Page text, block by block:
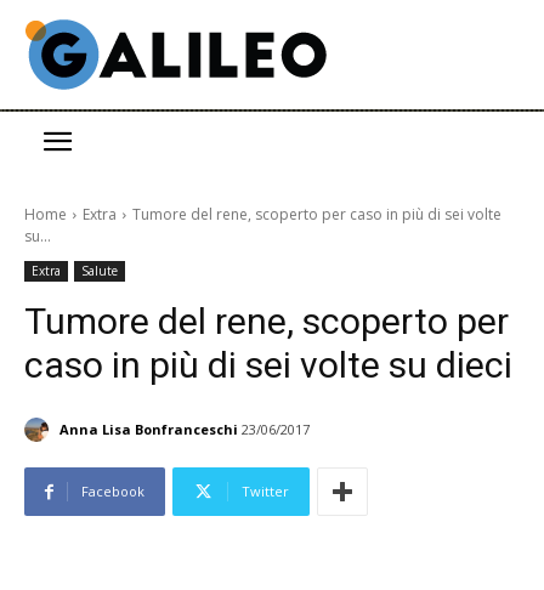
Home Extra
Tumore del rene, scoperto per caso in più di sei volte
su...
Extra Salute
Tumore del rene, scoperto per
caso in più di sei volte su dieci
Anna Lisa Bonfranceschi 23/06/2017
Facebook Twitter